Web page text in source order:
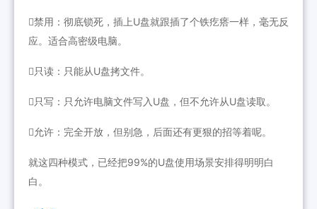
禁用：彻底锁死，插上U盘就跟插了个铁疙瘩一样，毫无反
应。适合高密级电脑。
只读：只能从U盘拷文件。
只写：只允许电脑文件写入U盘，但不允许从U盘读取。
允许：完全开放，但别急，后面还有更狠的招等着呢。
就这四种模式，已经把99%的U盘使用场景安排得明明白
白。